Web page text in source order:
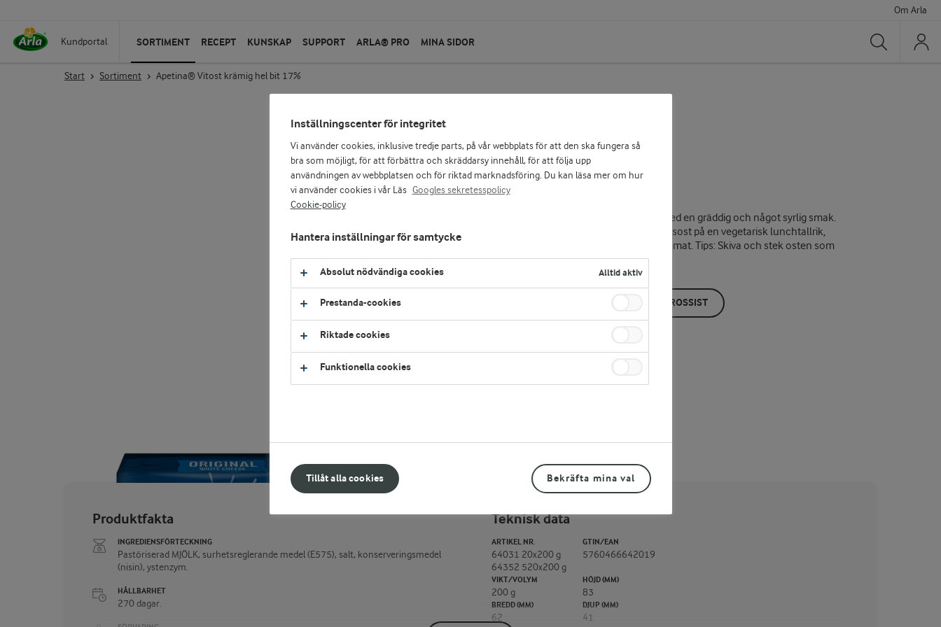
Om Arla
Kundportal SORTIMENT RECEPT KUNSKAP SUPPORT ARLA® PRO MINA SIDOR Sök
Start Sortiment Apetina® Vitost krämig hel bit 17%
Apetina®
Vitost krämig hel bit 17%
200 g
Apetina® vitost hel bit är en mjuk, slät och krämig ost med en gräddig och något syrlig smak.
Använd Apetina® vitost som matlagningsost eller salladsost på en vegetarisk lunchtallrik,
till söta frukter eller som ett krämigt komplement i varm mat. Tips: Skiva och stek osten som
ett gott alternativ till kött och fisk.
KÖP HOS GROSSIST
Produktfakta
INGREDIENSFÖRTECKNING
Pastöriserad MJÖLK, surhetsreglerande medel (E575), salt, konserveringsmedel
(nisin), ystenzym.
HÅLLBARHET
270 dagar.
Teknisk data
ARTIKEL NR.
64031 20x200 g
64352 520x200 g
GTIN/EAN
5760466642019
VIKT/VOLYM
200 g
HÖJD (MM)
83
BREDD (MM)
62
DJUP (MM)
41
Inställningscenter för integritet
Vi använder cookies, inklusive tredje parts, på vår webbplats för att den ska fungera så
bra som möjligt, för att förbättra och skräddarsy innehåll, för att följa upp
användningen av webbplatsen och för riktad marknadsföring. Du kan läsa mer om hur
vi använder cookies i vår Läs Googles sekretesspolicy
Cookie-policy
Tillåt alla cookies
Hantera inställningar för samtycke
Absolut nödvändiga cookies Alltid aktiv
Prestanda-cookies
Riktade cookies
Funktionella cookies
Bekräfta mina val